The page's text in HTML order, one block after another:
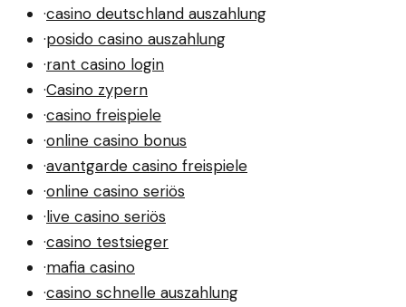
·casino deutschland auszahlung
·posido casino auszahlung
·rant casino login
·Casino zypern
·casino freispiele
·online casino bonus
·avantgarde casino freispiele
·online casino seriös
·live casino seriös
·casino testsieger
·mafia casino
·casino schnelle auszahlung